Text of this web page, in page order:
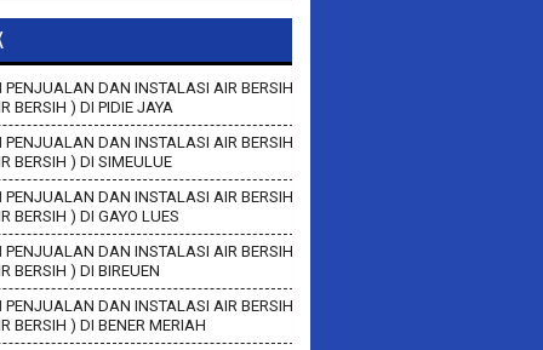
PENJUALAN DAN INSTALASI AIR BERSIH
BERSIH ) DI PIDIE JAYA
PENJUALAN DAN INSTALASI AIR BERSIH
BERSIH ) DI SIMEULUE
PENJUALAN DAN INSTALASI AIR BERSIH
BERSIH ) DI GAYO LUES
PENJUALAN DAN INSTALASI AIR BERSIH
BERSIH ) DI BIREUEN
PENJUALAN DAN INSTALASI AIR BERSIH
BERSIH ) DI BENER MERIAH